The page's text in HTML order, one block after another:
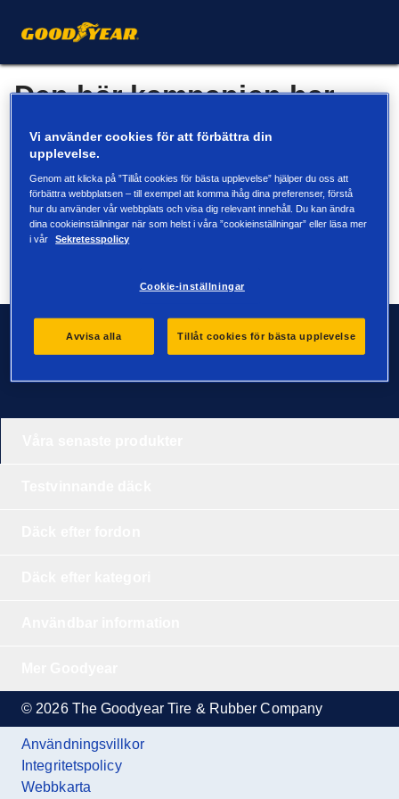
Den här kampanjen har
avslutats.
Besök webbplatsen för att söka efter däck eller hitta din
återförsäljare.
Sök
däck
Hitta din
Kontakta oss
© 2026 The Goodyear Tire & Rubber Company
Användningsvillkor
Integritetspolicy
Webbkarta
Vi använder cookies för att förbättra din
upplevelse.
Genom att klicka på ”Tillåt cookies för bästa upplevelse” hjälper du oss att
förbättra webbplatsen – till exempel att komma ihåg dina preferenser, förstå
hur du använder vår webbplats och visa dig relevant innehåll. Du kan ändra
dina cookieinställningar när som helst i våra ”cookieinställningar” eller läsa mer
i vår
Sekretesspolicy
Cookie-inställningar
Avvisa alla Tillåt cookies för bästa upplevelse